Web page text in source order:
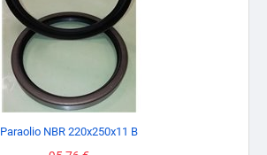
Paraolio NBR 220x250x11 B